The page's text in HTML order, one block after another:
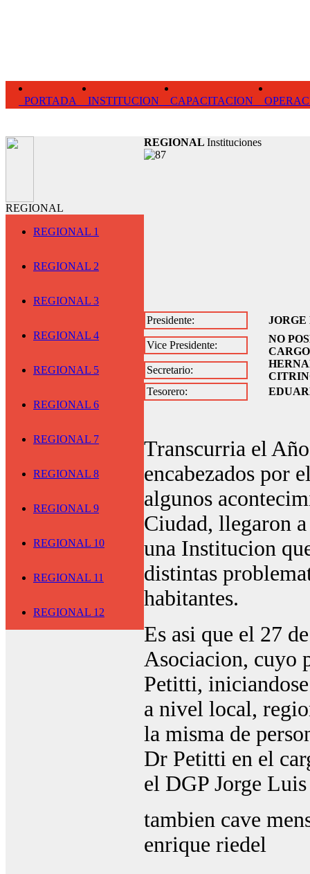
PORTADA INSTITUCION CAPACITACION
REGIONAL
REGIONAL 1
REGIONAL 2
REGIONAL 3
REGIONAL 4
REGIONAL 5
REGIONAL 6
REGIONAL 7
REGIONAL 8
REGIONAL 9
REGIONAL 10
REGIONAL 11
REGIONAL 12
REGIONAL Instituciones
Presidente:
Vice Presidente:
NO
CARGO
Secretario:
Tesorero:
Transcurria el
encabezados por
algunos
Ciudad, llegaron
una Institucion
distintas
habitantes.
Es asi que el 27
Asociacion, cuyo
Petitti,
a nivel local,
la misma de
Dr Petitti en el
el DGP Jorge
tambien cave
enrique riedel